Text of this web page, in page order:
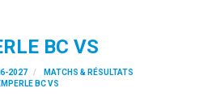
BC VS
2027
MATCHS & RÉSULTATS
BC VS